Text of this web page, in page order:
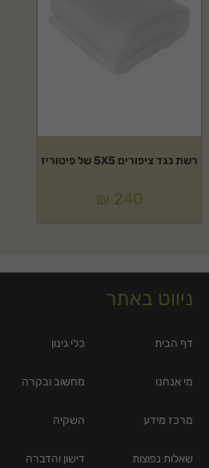
רשת נגד ציפורים 5X5 של פיטוריז
₪ 240
ניווט באתר
דף הבית
מי אנחנו
מרכז מידע
שאלות נפוצות
כלי גינון
מחשוב ובקרה
השקיה
דישון והדברה